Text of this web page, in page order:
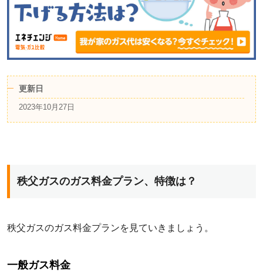
更新日
2023年10月27日
秩父ガスのガス料金プラン、特徴は？
秩父ガスのガス料金プランを見ていきましょう。
一般ガス料金